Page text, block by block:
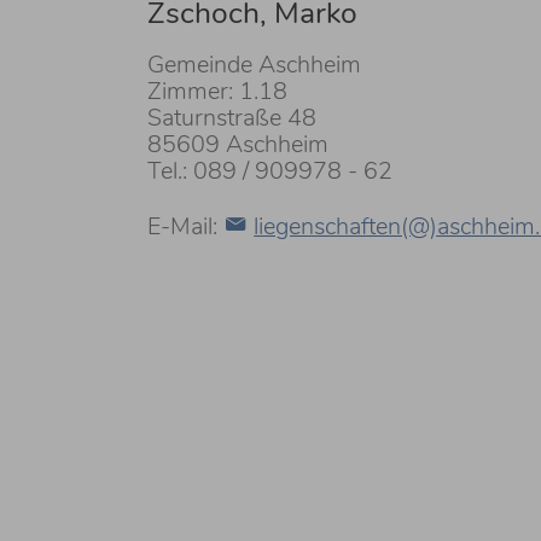
Zschoch, Marko
Gemeinde Aschheim
Zimmer: 1.18
Saturnstraße 48
85609 Aschheim
Tel.: 089 / 909978 - 62
E-Mail: